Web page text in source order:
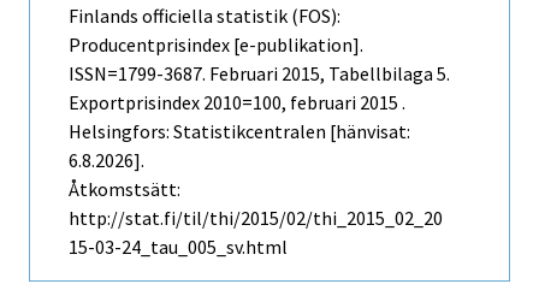
Finlands officiella statistik (FOS):
Producentprisindex [e-publikation].
ISSN=1799-3687. Februari 2015, Tabellbilaga 5.
Exportprisindex 2010=100, februari 2015 .
Helsingfors: Statistikcentralen [hänvisat:
6.8.2026].
Åtkomstsätt:
http://stat.fi/til/thi/2015/02/thi_2015_02_20
15-03-24_tau_005_sv.html